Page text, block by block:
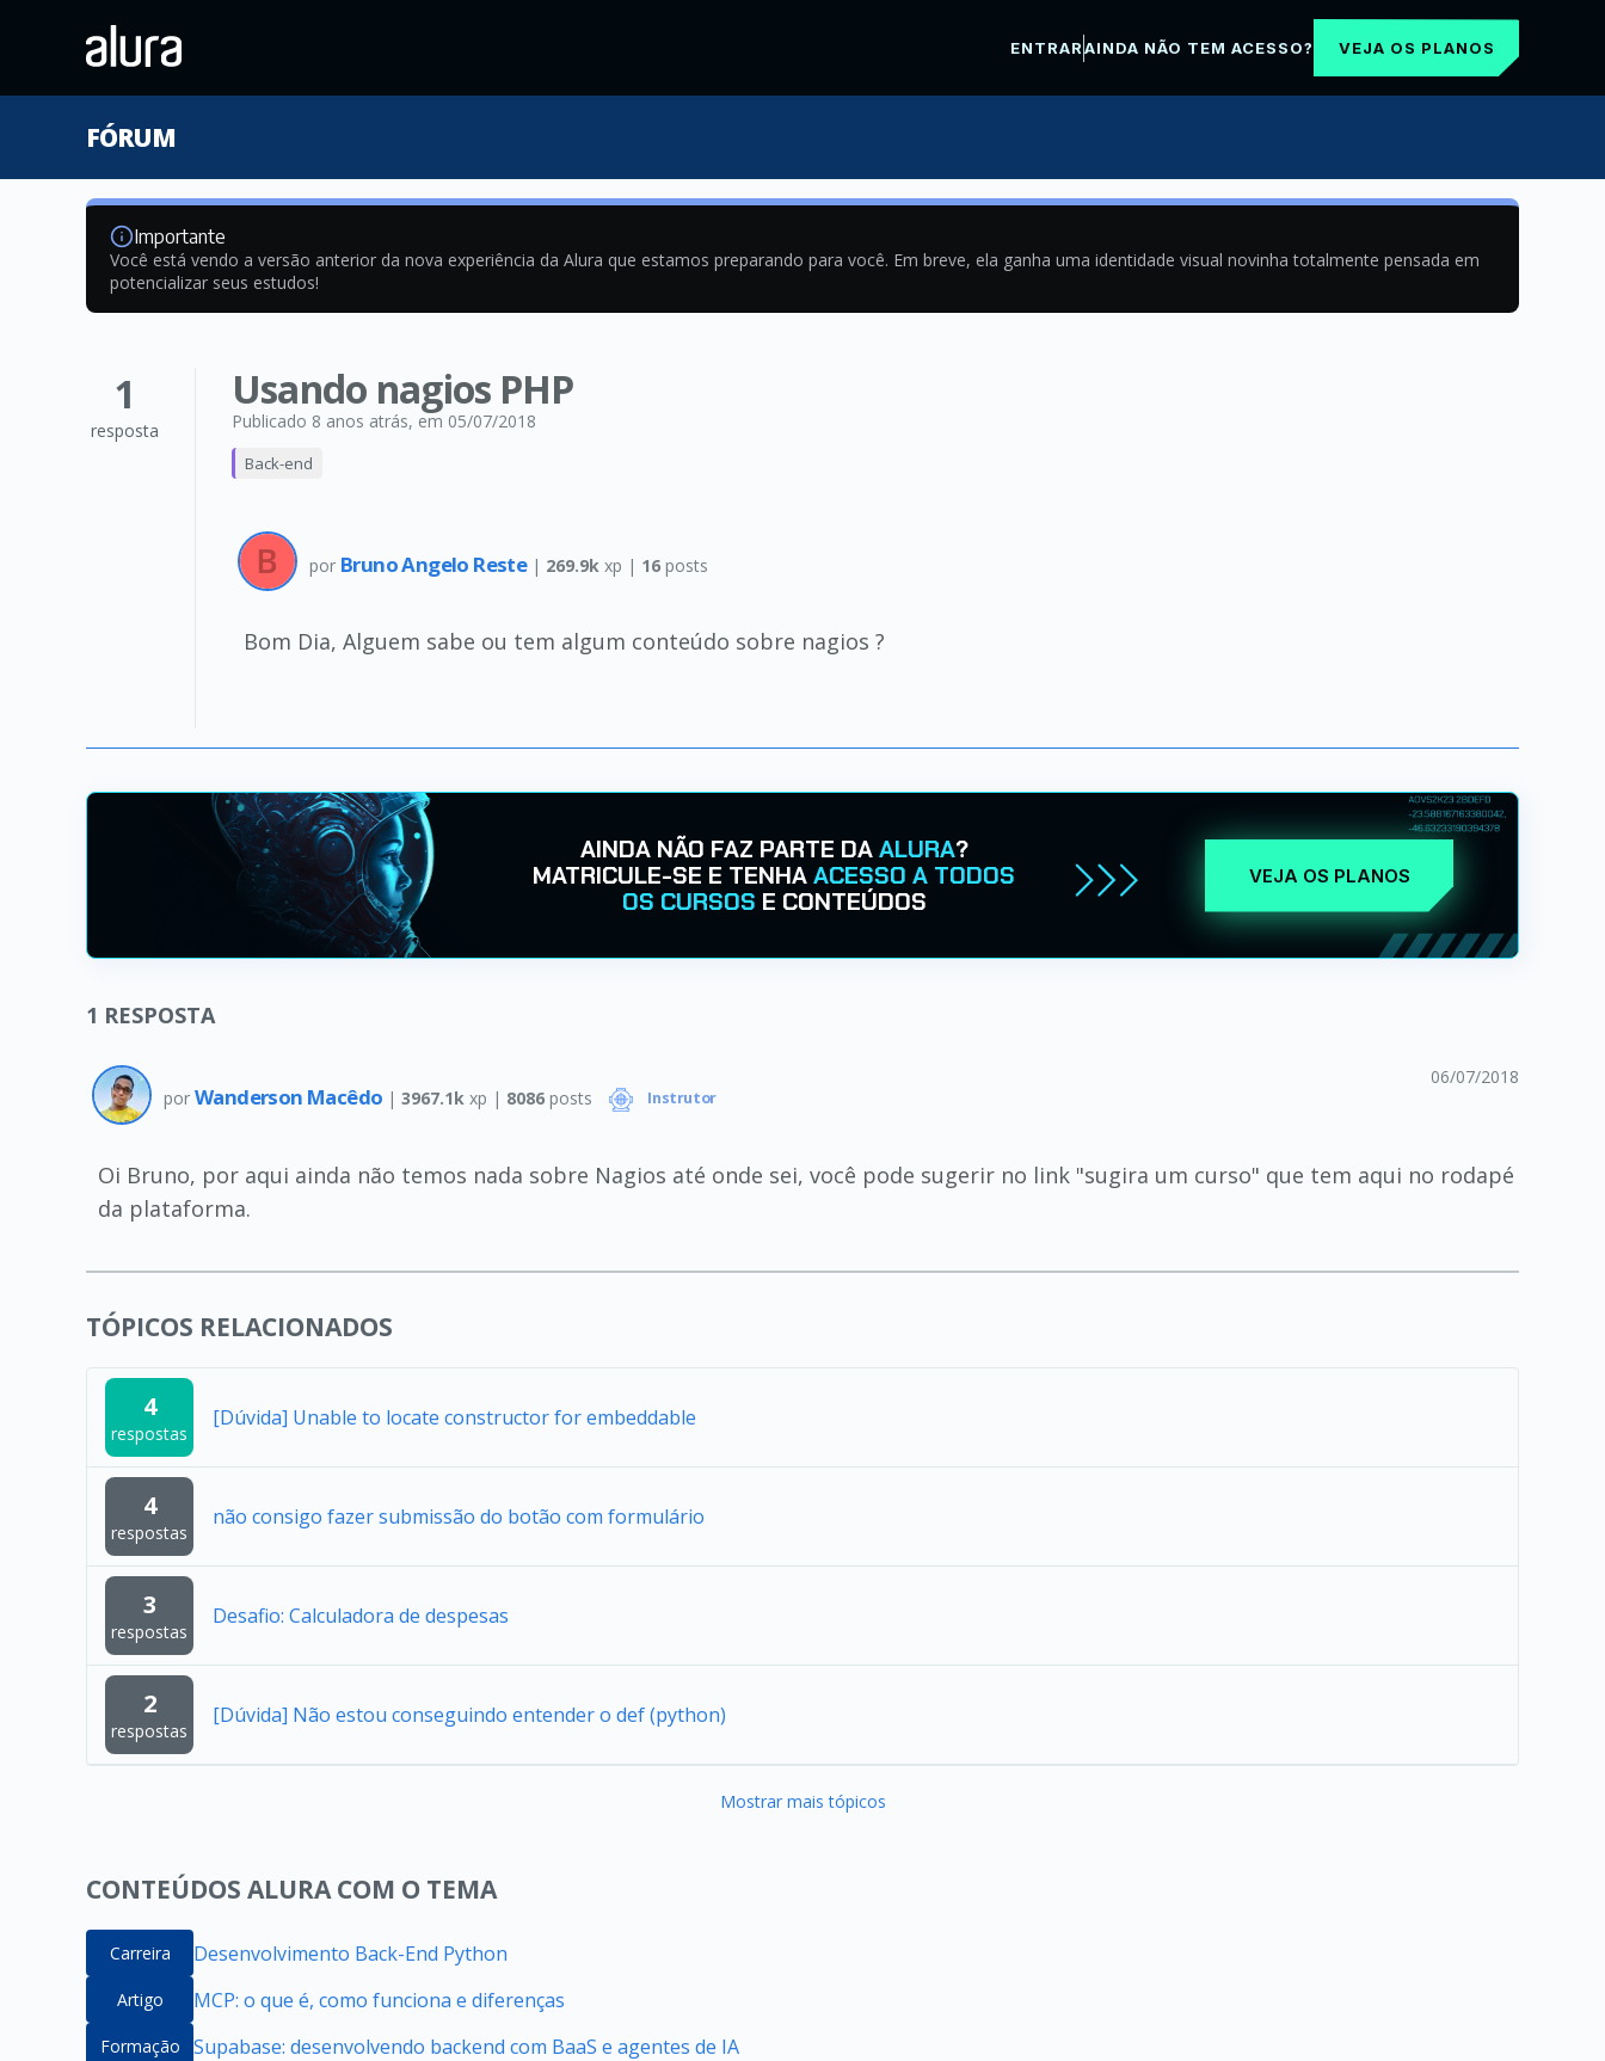
ENTRARAINDA NÃO TEM ACESSO? VEJA OS PLANOS
FÓRUM
Importante
Você está vendo a versão anterior da nova experiência da Alura que estamos preparando para você. Em breve, ela ganha uma identidade visual novinha totalmente pensada em
potencializar seus estudos!
1
resposta
Usando nagios PHP
Publicado 8 anos atrás, em 05/07/2018
Back-end
por Bruno Angelo Reste | 269.9k xp | 16posts
Bom Dia, Alguem sabe ou tem algum conteúdo sobre nagios ?
AINDA NÃO FAZ PARTE DAALURA?
MATRICULE-SE E TENHAACESSO A TODOS
OS CURSOS E CONTEÚDOS
VEJA OS PLANOS
1 RESPOSTA
por Wanderson Macêdo | 3967.1k xp | 8086posts Instrutor
06/07/2018
Oi Bruno, por aqui ainda não temos nada sobre Nagios até onde sei, você pode sugerir no link "sugira um curso" que tem aqui no rodapé
da plataforma.
TÓPICOS RELACIONADOS
4
respostas
[Dúvida] Unable to locate constructor for embeddable
4
respostas
não consigo fazer submissão do botão com formulário
3
respostas
Desafio: Calculadora de despesas
2
respostas
[Dúvida] Não estou conseguindo entender o def (python)
Mostrar mais tópicos
CONTEÚDOS ALURA COM O TEMA
Carreira Desenvolvimento Back-End Python
Artigo MCP: o que é, como funciona e diferenças
Formação Supabase: desenvolvendo backend com BaaS e agentes de IA